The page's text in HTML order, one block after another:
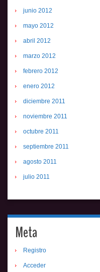
junio 2012
mayo 2012
abril 2012
marzo 2012
febrero 2012
enero 2012
diciembre 2011
noviembre 2011
octubre 2011
septiembre 2011
agosto 2011
julio 2011
Meta
Registro
Acceder